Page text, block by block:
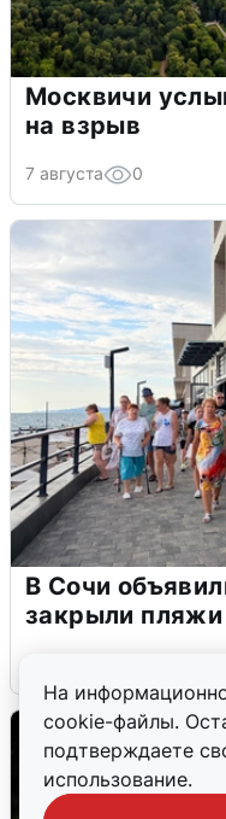
На
cookie-файлы.
подтверждаете
использование.
Москвичи
на взрыв
7 августа 0
В Сочи
закрыли пляжи